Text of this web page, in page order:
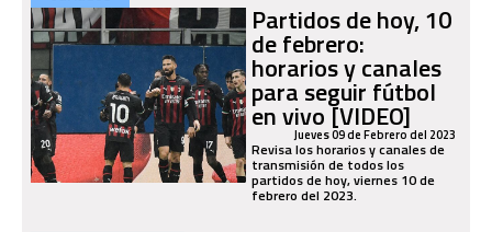
Partidos de hoy, 10
de febrero:
horarios y canales
para seguir fútbol
en vivo [VIDEO]
Jueves 09 de Febrero del 2023
Revisa los horarios y canales de
transmisión de todos los
partidos de hoy, viernes 10 de
febrero del 2023.